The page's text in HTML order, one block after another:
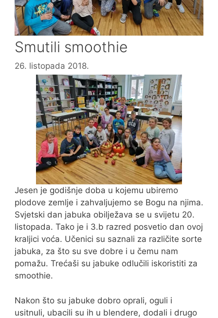
Smutili smoothie
26. listopada 2018.
Jesen je godišnje doba u kojemu ubiremo
plodove zemlje i zahvaljujemo se Bogu na njima.
Svjetski dan jabuka obilježava se u svijetu 20.
listopada. Tako je i 3.b razred posvetio dan ovoj
kraljici voća. Učenici su saznali za različite sorte
jabuka, za što su sve dobre i u čemu nam
pomažu. Trećaši su jabuke odlučili iskoristiti za
smoothie.
Nakon što su jabuke dobro oprali, oguli i
usitnuli, ubacili su ih u blendere, dodali i drugo